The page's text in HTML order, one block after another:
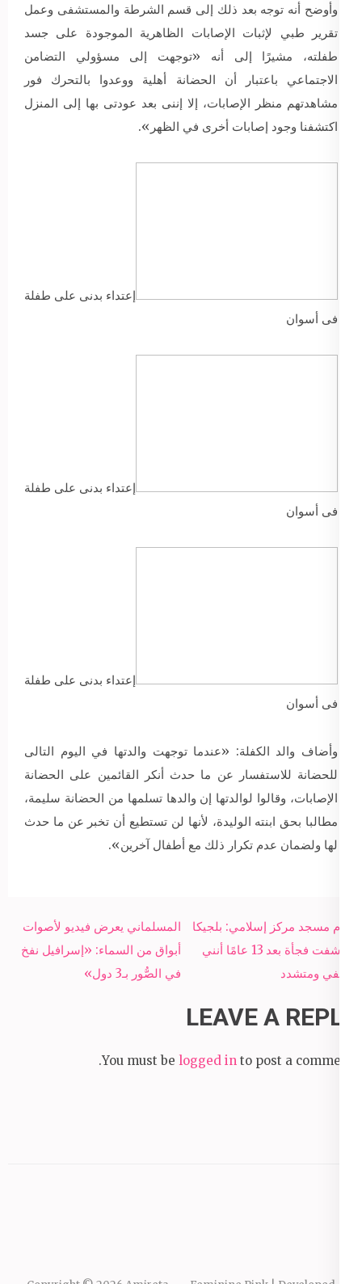
وأوضح أنه توجه بعد ذلك إلى قسم الشرطة والمستشفى وعمل
تقرير طبي لإثبات الإصابات الظاهرية الموجودة على جسد
طفلته، مشيرًا إلى أنه «توجهت إلى مسؤولي التضامن
الاجتماعي باعتبار أن الحضانة أهلية ووعدوا بالتحرك فور
مشاهدتهم منظر الإصابات، إلا إننى بعد عودتى بها إلى المنزل
اكتشفنا وجود إصابات أخرى في الظهر».
إعتداء بدنى على طفلة
فى أسوان
إعتداء بدنى على طفلة
فى أسوان
إعتداء بدنى على طفلة
فى أسوان
وأضاف والد الكفلة: «عندما توجهت والدتها في اليوم التالى
للحضانة للاستفسار عن ما حدث أنكر القائمين على الحضانة
الإصابات، وقالوا لوالدتها إن والدها تسلمها من الحضانة سليمة،
مطالبا بحق ابنته الوليدة، لأنها لن تستطيع أن تخبر عن ما حدث
لها ولضمان عدم تكرار ذلك مع أطفال آخرين».
Post
navigation
المسلماني يعرض فيديو لأصوات
أبواق من السماء: «إسرافيل نفخ
في الصُّور بـ3 دول»
إمام مسجد مركز إسلامي: بلجيكا
اكتشفت فجأة بعد 13 عامًا أنني
سلفي ومتشدد
LEAVE A REPLY
You must be logged in to post a comment.